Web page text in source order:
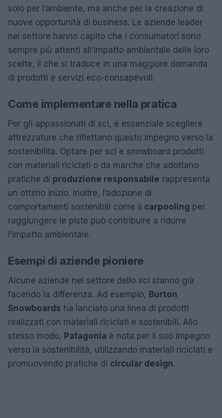
solo per l’ambiente, ma anche per la creazione di
nuove opportunità di business. Le aziende leader
nel settore hanno capito che i consumatori sono
sempre più attenti all’impatto ambientale delle loro
scelte, il che si traduce in una maggiore domanda
di prodotti e servizi eco-consapevoli.
Come implementare nella pratica
Per gli appassionati di sci, è essenziale scegliere
attrezzature che riflettano questo impegno verso la
sostenibilità. Optare per sci e snowboard prodotti
con materiali riciclati o da marche che adottano
pratiche di produzione responsabile rappresenta
un ottimo inizio. Inoltre, l’adozione di
comportamenti sostenibili come il carpooling per
raggiungere le piste può contribuire a ridurre
l’impatto ambientale.
Esempi di aziende pioniere
Alcune aziende nel settore dello sci stanno già
facendo la differenza. Ad esempio, Burton
Snowboards ha lanciato una linea di prodotti
realizzati con materiali riciclati e sostenibili. Allo
stesso modo, Patagonia è nota per il suo impegno
verso la sostenibilità, utilizzando materiali riciclati e
promuovendo pratiche di circular design.